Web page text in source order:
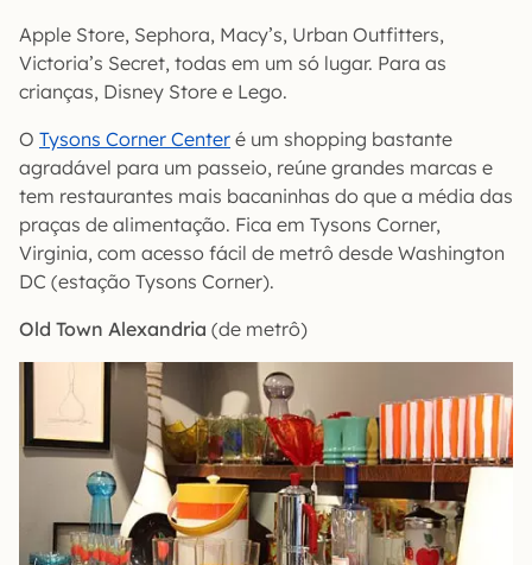
Apple Store, Sephora, Macy’s, Urban Outfitters,
Victoria’s Secret, todas em um só lugar. Para as
crianças, Disney Store e Lego.
O Tysons Corner Center é um shopping bastante
agradável para um passeio, reúne grandes marcas e
tem restaurantes mais bacaninhas do que a média das
praças de alimentação. Fica em Tysons Corner,
Virginia, com acesso fácil de metrô desde Washington
DC (estação Tysons Corner).
Old Town Alexandria (de metrô)